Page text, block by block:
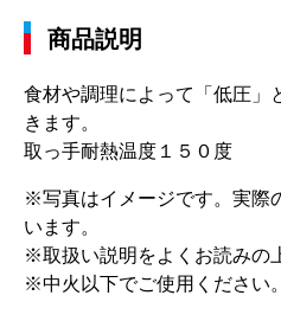
商品説明
食材や調理によって「低圧」
きます。
取っ手耐熱温度１５０度
※写真はイメージです。実際
います。
※取扱い説明をよくお読みの
※中火以下でご使用ください。